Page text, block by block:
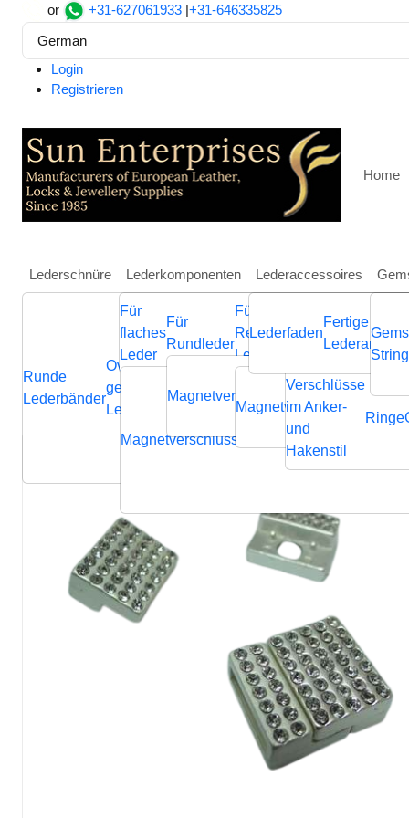
or +31-627061933 |+31-646335825
German
Login
Registrieren
Home
Lederschnüre
Runde
Lederbänder
Ovale
geflochtene
Lederbänder
Geflochtene
Lederschnüre
Flache
Lederschnüre
Lederkomponenten
Für
flaches
Leder
Magnetverschluss
Für
Rundleder
Magnetverschluss Endverschluss
Für
Regaliz
Leder
Magnetverschluss
Verschlüsse
im Anker-
und
Hakenstil
Ringe
Lederaccessoires
Lederfaden
Fertige
Lederkomponenten Für flaches Leder
Zamak magnetic claps: